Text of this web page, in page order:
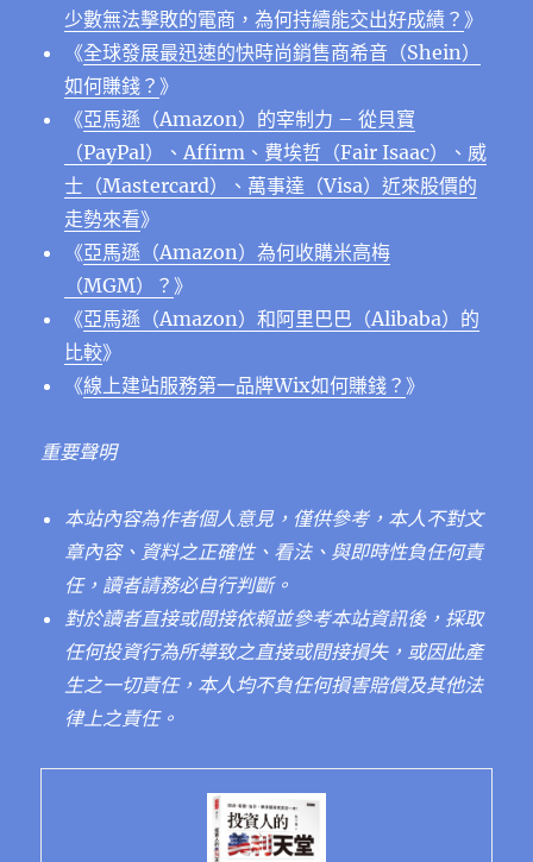
少數無法擊敗的電商，為何持續能交出好成績？》
《全球發展最迅速的快時尚銷售商希音（Shein）
如何賺錢？》
《亞馬遜（Amazon）的宰制力 – 從貝寶
（PayPal）、Affirm、費埃哲（Fair Isaac）、威
士（Mastercard）、萬事達（Visa）近來股價的
走勢來看》
《亞⾺遜（Amazon）為何收購米⾼梅
（MGM）？》
《亞馬遜（Amazon）和阿里巴巴（Alibaba）的
比較》
《線上建站服務第一品牌Wix如何賺錢？》
重要聲明
本站內容為作者個人意見，僅供參考，本人不對文
章內容、資料之正確性、看法、與即時性負任何責
任，讀者請務必自行判斷。
對於讀者直接或間接依賴並參考本站資訊後，採取
任何投資行為所導致之直接或間接損失，或因此產
生之一切責任，本人均不負任何損害賠償及其他法
律上之責任。